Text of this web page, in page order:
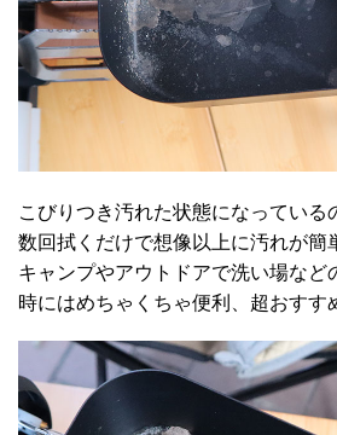
こびりつき汚れた状態になっている
数回拭くだけで想像以上に汚れが簡
キャンプやアウトドアで洗い場など
時にはめちゃくちゃ便利、超おすす